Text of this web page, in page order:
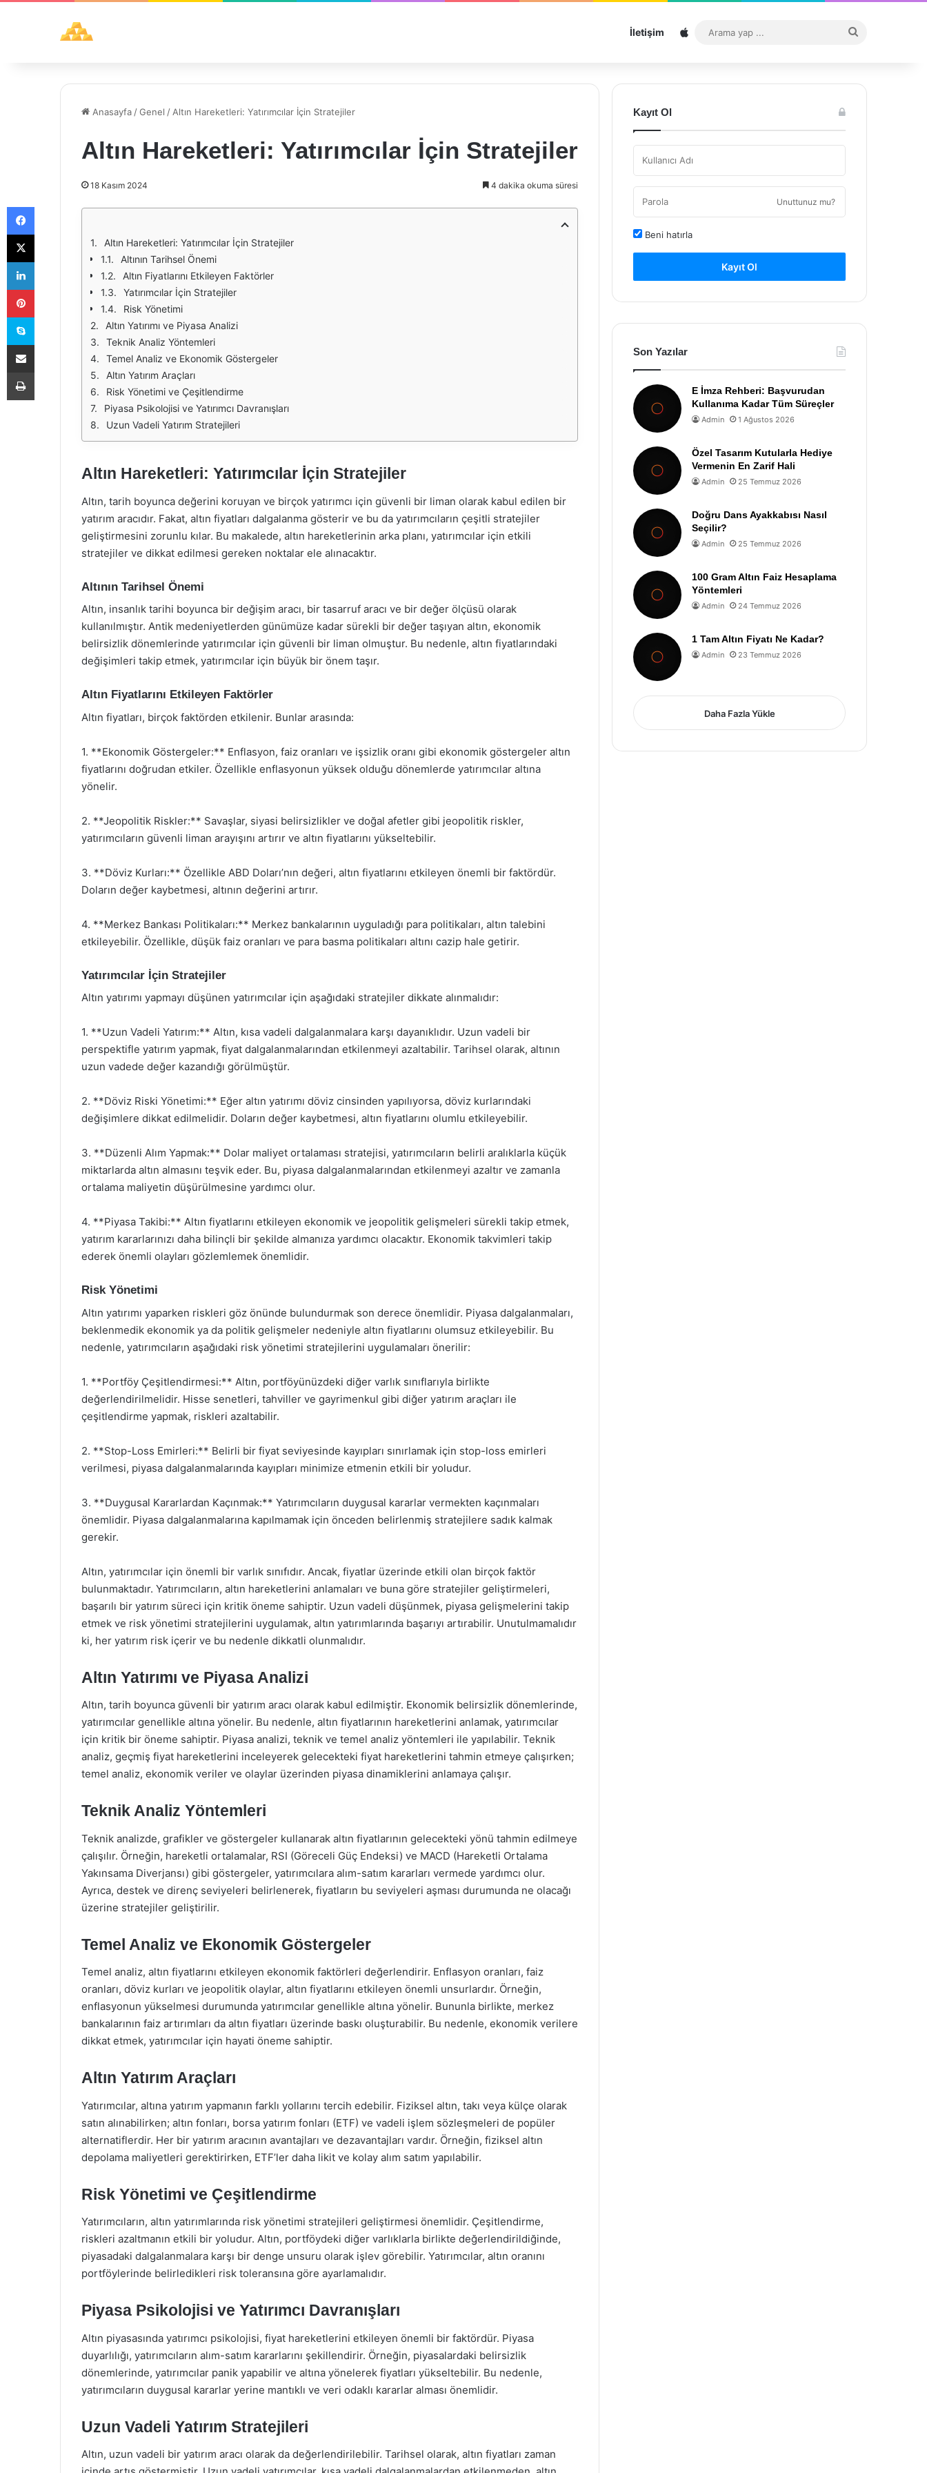
İletişim Sitemap
...
Anasayfa /Genel / Altın Hareketleri: Yatırımcılar İçin Stratejiler
Altın Hareketleri: Yatırımcılar İçin Stratejiler
18 Kasım 2024 4 dakika okuma süresi
Altın Hareketleri: Yatırımcılar İçin Stratejiler
Altının Tarihsel Önemi
Altın Fiyatlarını Etkileyen Faktörler
Yatırımcılar İçin Stratejiler
Risk Yönetimi
Altın Yatırımı ve Piyasa Analizi
Teknik Analiz Yöntemleri
Temel Analiz ve Ekonomik Göstergeler
Altın Yatırım Araçları
Risk Yönetimi ve Çeşitlendirme
Piyasa Psikolojisi ve Yatırımcı Davranışları
Uzun Vadeli Yatırım Stratejileri
Altın Hareketleri: Yatırımcılar İçin Stratejiler
Altın, tarih boyunca değerini koruyan ve birçok yatırımcı için güvenli bir liman olarak kabul edilen bir
yatırım aracıdır. Fakat, altın fiyatları dalgalanma gösterir ve bu da yatırımcıların çeşitli stratejiler
geliştirmesini zorunlu kılar. Bu makalede, altın hareketlerinin arka planı, yatırımcılar için etkili
stratejiler ve dikkat edilmesi gereken noktalar ele alınacaktır.
Altının Tarihsel Önemi
Altın, insanlık tarihi boyunca bir değişim aracı, bir tasarruf aracı ve bir değer ölçüsü olarak
kullanılmıştır. Antik medeniyetlerden günümüze kadar sürekli bir değer taşıyan altın, ekonomik
belirsizlik dönemlerinde yatırımcılar için güvenli bir liman olmuştur. Bu nedenle, altın fiyatlarındaki
değişimleri takip etmek, yatırımcılar için büyük bir önem taşır.
Altın Fiyatlarını Etkileyen Faktörler
Altın fiyatları, birçok faktörden etkilenir. Bunlar arasında:
1. **Ekonomik Göstergeler:** Enflasyon, faiz oranları ve işsizlik oranı gibi ekonomik göstergeler altın
fiyatlarını doğrudan etkiler. Özellikle enflasyonun yüksek olduğu dönemlerde yatırımcılar altına
yönelir.
2. **Jeopolitik Riskler:** Savaşlar, siyasi belirsizlikler ve doğal afetler gibi jeopolitik riskler,
yatırımcıların güvenli liman arayışını artırır ve altın fiyatlarını yükseltebilir.
3. **Döviz Kurları:** Özellikle ABD Doları’nın değeri, altın fiyatlarını etkileyen önemli bir faktördür.
Doların değer kaybetmesi, altının değerini artırır.
4. **Merkez Bankası Politikaları:** Merkez bankalarının uyguladığı para politikaları, altın talebini
etkileyebilir. Özellikle, düşük faiz oranları ve para basma politikaları altını cazip hale getirir.
Yatırımcılar İçin Stratejiler
Altın yatırımı yapmayı düşünen yatırımcılar için aşağıdaki stratejiler dikkate alınmalıdır:
1. **Uzun Vadeli Yatırım:** Altın, kısa vadeli dalgalanmalara karşı dayanıklıdır. Uzun vadeli bir
perspektifle yatırım yapmak, fiyat dalgalanmalarından etkilenmeyi azaltabilir. Tarihsel olarak, altının
uzun vadede değer kazandığı görülmüştür.
2. **Döviz Riski Yönetimi:** Eğer altın yatırımı döviz cinsinden yapılıyorsa, döviz kurlarındaki
değişimlere dikkat edilmelidir. Doların değer kaybetmesi, altın fiyatlarını olumlu etkileyebilir.
3. **Düzenli Alım Yapmak:** Dolar maliyet ortalaması stratejisi, yatırımcıların belirli aralıklarla küçük
miktarlarda altın almasını teşvik eder. Bu, piyasa dalgalanmalarından etkilenmeyi azaltır ve zamanla
ortalama maliyetin düşürülmesine yardımcı olur.
4. **Piyasa Takibi:** Altın fiyatlarını etkileyen ekonomik ve jeopolitik gelişmeleri sürekli takip etmek,
yatırım kararlarınızı daha bilinçli bir şekilde almanıza yardımcı olacaktır. Ekonomik takvimleri takip
ederek önemli olayları gözlemlemek önemlidir.
Risk Yönetimi
Altın yatırımı yaparken riskleri göz önünde bulundurmak son derece önemlidir. Piyasa dalgalanmaları,
beklenmedik ekonomik ya da politik gelişmeler nedeniyle altın fiyatlarını olumsuz etkileyebilir. Bu
nedenle, yatırımcıların aşağıdaki risk yönetimi stratejilerini uygulamaları önerilir:
1. **Portföy Çeşitlendirmesi:** Altın, portföyünüzdeki diğer varlık sınıflarıyla birlikte
değerlendirilmelidir. Hisse senetleri, tahviller ve gayrimenkul gibi diğer yatırım araçları ile
çeşitlendirme yapmak, riskleri azaltabilir.
2. **Stop-Loss Emirleri:** Belirli bir fiyat seviyesinde kayıpları sınırlamak için stop-loss emirleri
verilmesi, piyasa dalgalanmalarında kayıpları minimize etmenin etkili bir yoludur.
3. **Duygusal Kararlardan Kaçınmak:** Yatırımcıların duygusal kararlar vermekten kaçınmaları
önemlidir. Piyasa dalgalanmalarına kapılmamak için önceden belirlenmiş stratejilere sadık kalmak
gerekir.
Altın, yatırımcılar için önemli bir varlık sınıfıdır. Ancak, fiyatlar üzerinde etkili olan birçok faktör
bulunmaktadır. Yatırımcıların, altın hareketlerini anlamaları ve buna göre stratejiler geliştirmeleri,
başarılı bir yatırım süreci için kritik öneme sahiptir. Uzun vadeli düşünmek, piyasa gelişmelerini takip
etmek ve risk yönetimi stratejilerini uygulamak, altın yatırımlarında başarıyı artırabilir. Unutulmamalıdır
ki, her yatırım risk içerir ve bu nedenle dikkatli olunmalıdır.
Altın Yatırımı ve Piyasa Analizi
Altın, tarih boyunca güvenli bir yatırım aracı olarak kabul edilmiştir. Ekonomik belirsizlik dönemlerinde,
yatırımcılar genellikle altına yönelir. Bu nedenle, altın fiyatlarının hareketlerini anlamak, yatırımcılar
için kritik bir öneme sahiptir. Piyasa analizi, teknik ve temel analiz yöntemleri ile yapılabilir. Teknik
analiz, geçmiş fiyat hareketlerini inceleyerek gelecekteki fiyat hareketlerini tahmin etmeye çalışırken;
temel analiz, ekonomik veriler ve olaylar üzerinden piyasa dinamiklerini anlamaya çalışır.
Teknik Analiz Yöntemleri
Teknik analizde, grafikler ve göstergeler kullanarak altın fiyatlarının gelecekteki yönü tahmin edilmeye
çalışılır. Örneğin, hareketli ortalamalar, RSI (Göreceli Güç Endeksi) ve MACD (Hareketli Ortalama
Yakınsama Diverjansı) gibi göstergeler, yatırımcılara alım-satım kararları vermede yardımcı olur.
Ayrıca, destek ve direnç seviyeleri belirlenerek, fiyatların bu seviyeleri aşması durumunda ne olacağı
üzerine stratejiler geliştirilir.
Temel Analiz ve Ekonomik Göstergeler
Temel analiz, altın fiyatlarını etkileyen ekonomik faktörleri değerlendirir. Enflasyon oranları, faiz
oranları, döviz kurları ve jeopolitik olaylar, altın fiyatlarını etkileyen önemli unsurlardır. Örneğin,
enflasyonun yükselmesi durumunda yatırımcılar genellikle altına yönelir. Bununla birlikte, merkez
bankalarının faiz artırımları da altın fiyatları üzerinde baskı oluşturabilir. Bu nedenle, ekonomik verilere
dikkat etmek, yatırımcılar için hayati öneme sahiptir.
Altın Yatırım Araçları
Yatırımcılar, altına yatırım yapmanın farklı yollarını tercih edebilir. Fiziksel altın, takı veya külçe olarak
satın alınabilirken; altın fonları, borsa yatırım fonları (ETF) ve vadeli işlem sözleşmeleri de popüler
alternatiflerdir. Her bir yatırım aracının avantajları ve dezavantajları vardır. Örneğin, fiziksel altın
depolama maliyetleri gerektirirken, ETF’ler daha likit ve kolay alım satım yapılabilir.
Risk Yönetimi ve Çeşitlendirme
Yatırımcıların, altın yatırımlarında risk yönetimi stratejileri geliştirmesi önemlidir. Çeşitlendirme,
riskleri azaltmanın etkili bir yoludur. Altın, portföydeki diğer varlıklarla birlikte değerlendirildiğinde,
piyasadaki dalgalanmalara karşı bir denge unsuru olarak işlev görebilir. Yatırımcılar, altın oranını
portföylerinde belirledikleri risk toleransına göre ayarlamalıdır.
Piyasa Psikolojisi ve Yatırımcı Davranışları
Altın piyasasında yatırımcı psikolojisi, fiyat hareketlerini etkileyen önemli bir faktördür. Piyasa
duyarlılığı, yatırımcıların alım-satım kararlarını şekillendirir. Örneğin, piyasalardaki belirsizlik
dönemlerinde, yatırımcılar panik yapabilir ve altına yönelerek fiyatları yükseltebilir. Bu nedenle,
yatırımcıların duygusal kararlar yerine mantıklı ve veri odaklı kararlar alması önemlidir.
Uzun Vadeli Yatırım Stratejileri
Altın, uzun vadeli bir yatırım aracı olarak da değerlendirilebilir. Tarihsel olarak, altın fiyatları zaman
Kayıt Ol
Unuttunuz mu?
Beni hatırla
Kayıt Ol
Son Yazılar
E İmza Rehberi: Başvurudan
Kullanıma Kadar Tüm Süreçler
Admin 1 Ağustos 2026
Özel Tasarım Kutularla Hediye
Vermenin En Zarif Hali
Admin 25 Temmuz 2026
Doğru Dans Ayakkabısı Nasıl
Seçilir?
Admin 25 Temmuz 2026
100 Gram Altın Faiz Hesaplama
Yöntemleri
Admin 24 Temmuz 2026
1 Tam Altın Fiyatı Ne Kadar?
Admin 23 Temmuz 2026
Daha Fazla Yükle
Facebook
X
LinkedIn
Pinterest
Skype
E-Posta ile paylaş